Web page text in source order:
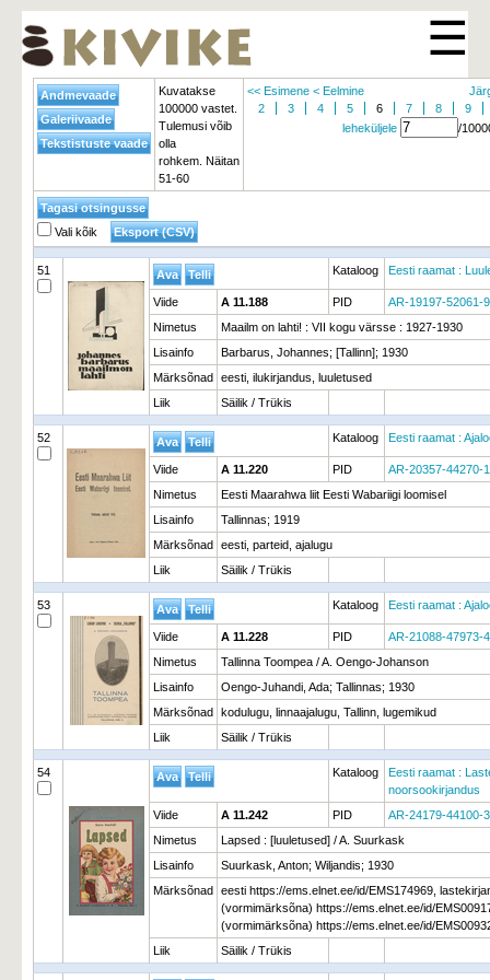
☰
Kuvatakse
100000 vastet.
Tulemusi võib
olla
rohkem. Näitan
51-60
<< Esimene < Eelmine
2
3 4 5 6 7 8
9
leheküljele
/
Vali kõik
51 Kataloog Eesti raamat :
Viide A 11.188 PID
AR-19197-52061-
Nimetus
Maailm on lahti! : VII kogu värsse : 1927-1930
Lisainfo
Barbarus, Johannes; [Tallinn]; 1930
Märksõnad eesti, ilukirjandus, luuletused
Liik
Säilik / Trükis
52 Kataloog Eesti raamat :
Viide A 11.220 PID
AR-20357-44270-
Nimetus
Eesti Maarahwa liit Eesti Wabariigi loomisel
Lisainfo
Tallinnas; 1919
Märksõnad eesti, parteid, ajalugu
Liik
Säilik / Trükis
53 Kataloog Eesti raamat :
Viide A 11.228 PID
AR-21088-47973-
Nimetus
Tallinna Toompea / A. Oengo-Johanson
Lisainfo
Oengo-Juhandi, Ada; Tallinnas; 1930
Märksõnad kodulugu, linnaajalugu, Tallinn, lugemikud
Liik
Säilik / Trükis
54 Kataloog
Eesti raamat :
noorsookirjandus
Viide
A 11.242 PID
AR-24179-44100-
Nimetus
Lapsed : [luuletused] / A. Suurkask
Lisainfo
Suurkask, Anton; Wiljandis; 1930
Märksõnad eesti https://ems.elnet.ee/id/EMS174969,
(vormimärksõna) https://ems.elnet.ee/id/
(vormimärksõna) https://ems.elnet.ee/id/
Liik
Säilik / Trükis